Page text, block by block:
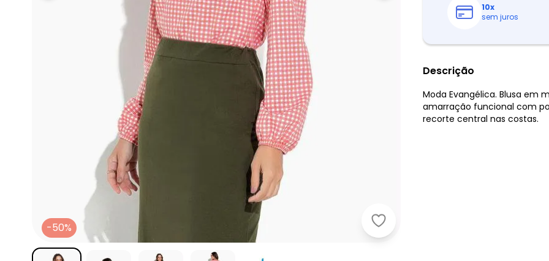
Rosalie - Blusa Xadrez Coral com
-50%
10x
sem juros
Descrição
Moda Evangélica. Blusa em
amarração funcional com
recorte central nas costas.